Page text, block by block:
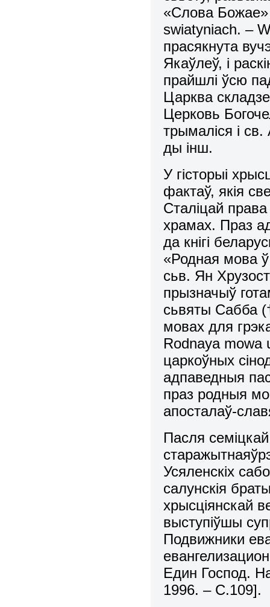
«Слова
swiatyniach. –
прасякнута
Якаўлеў, i
прайшлi ўсю
Царква
Церковь
трымаліся i
ды iнш.
У гiсторыi
фактаў, якiя
Сталiцай
храмах. Праз
да кнiгi
«Родная мова
сьв. Ян
прызначыў
сьвяты Сабба
мовах для
Rodnaya mowa
царкоўных
адпаведныя
праз родныя
апосталаў-
Пасля
Усяленскiх
салунскiя
хрысцiянскай
выступiўшы
Подвижники
Един Господ.
1996. – С.109].